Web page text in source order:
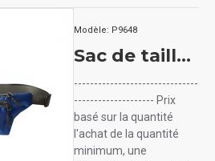
Modèle: P9648
Sac de taille YOLO
-------------------------------
-------------------- Prix
basé sur la quantité
l'achat de la quantité
minimum, une